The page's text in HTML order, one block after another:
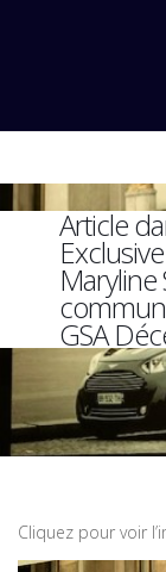
Article
Maryline
GSA
Cliquez pour voir